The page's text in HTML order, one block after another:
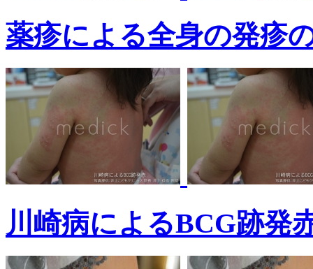
薬疹による全身の発疹
川崎病によるBCG跡発